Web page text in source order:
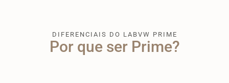
DIFERENCIAIS DO LABVW PRIME
Por que ser Prime?